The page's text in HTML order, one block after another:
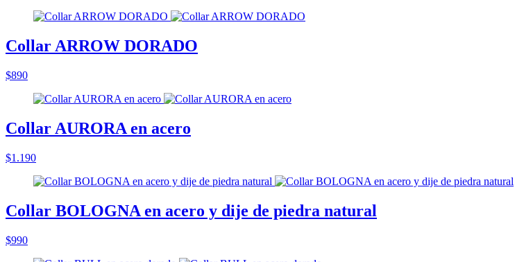
Collar ARROW DORADO
$890
Collar AURORA en acero
$1.190
Collar BOLOGNA en acero y dije de piedra natural
$990